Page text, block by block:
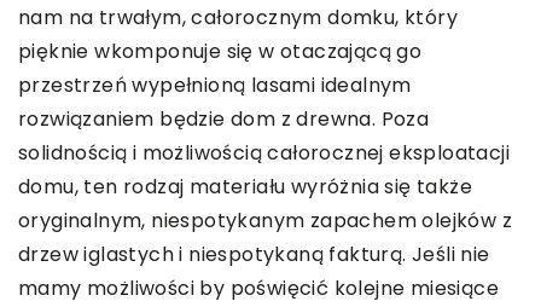
nam na trwałym, całorocznym domku, który
pięknie wkomponuje się w otaczającą go
przestrzeń wypełnioną lasami idealnym
rozwiązaniem będzie dom z drewna. Poza
solidnością i możliwością całorocznej eksploatacji
domu, ten rodzaj materiału wyróżnia się także
oryginalnym, niespotykanym zapachem olejków z
drzew iglastych i niespotykaną fakturą. Jeśli nie
mamy możliwości by poświęcić kolejne miesiące